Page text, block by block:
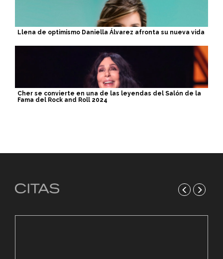
Llena de optimismo Daniella Álvarez afronta su nueva vida
Cher se convierte en una de las leyendas del Salón de la
Fama del Rock and Roll 2024